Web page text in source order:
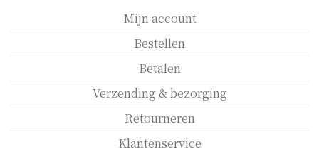
Mijn account
Bestellen
Betalen
Verzending & bezorging
Retourneren
Klantenservice